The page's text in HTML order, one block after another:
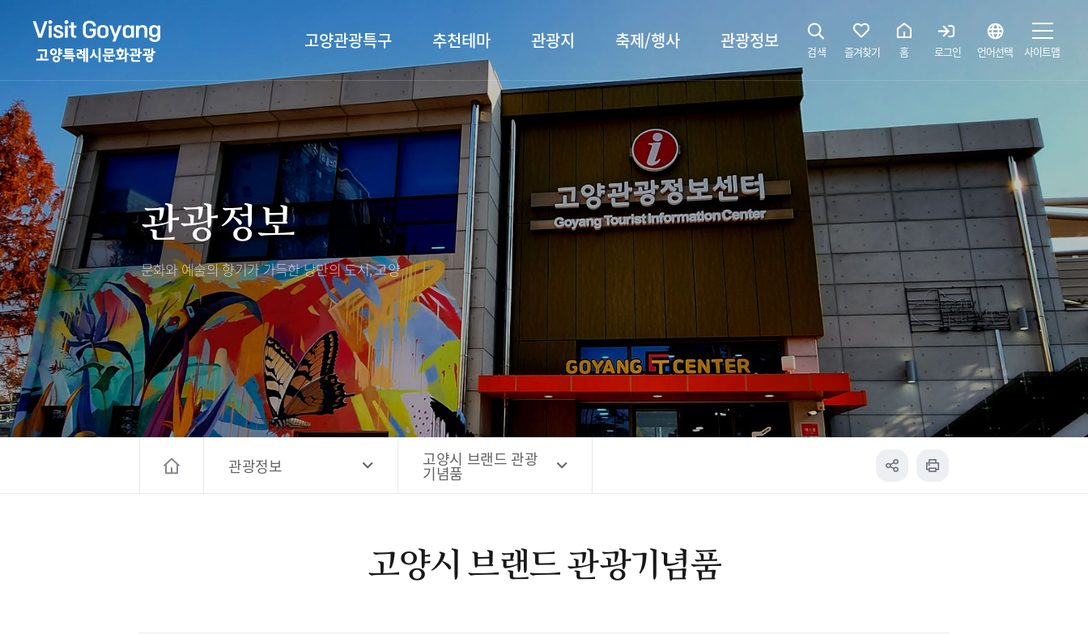
고양관광특구 추천테마
관광특화거리
TV속 고양 나들이
야경 나들이
자전거 나들이
도보관광 나들이
DMZ평화의길
행주산성
서오릉/서삼릉
전시관/박물관
장항습지
누리길
벚꽃명소
고양시 예술창작공간 해움
고양시 예술창작공간 새들
관광지 축제/행사
대표축제
축제/행사
행사소개
프로그램 안내
사전신청
자주 묻는 질문
관광정보
고양관광정보센터 소개
층별안내
편의시설
오시는길
대표먹거리
전통시장
템플스테이
숙박 정보
쇼핑 정보
문화관광해설사 예약하기
해설사 공간
고양시관광협의회
고양컨벤션뷰로
경기관광
대한민국 구석구석
공지사항
홍보영상
전자관광지도 다도라
관광안내홍보물
검색 즐겨찾기 홈 로그인 언어선택 사이트맵
관광정보
문화와 예술의 향기가 가득한낭만의 도시, 고양
관광정보 고양시 브랜드 관광
기념품
고양시 브랜드 관광기념품